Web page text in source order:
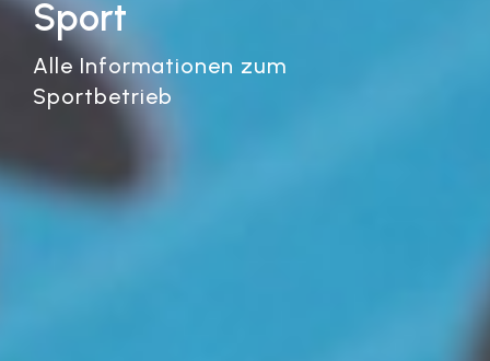
Sport
Alle Informationen zum
Sportbetrieb